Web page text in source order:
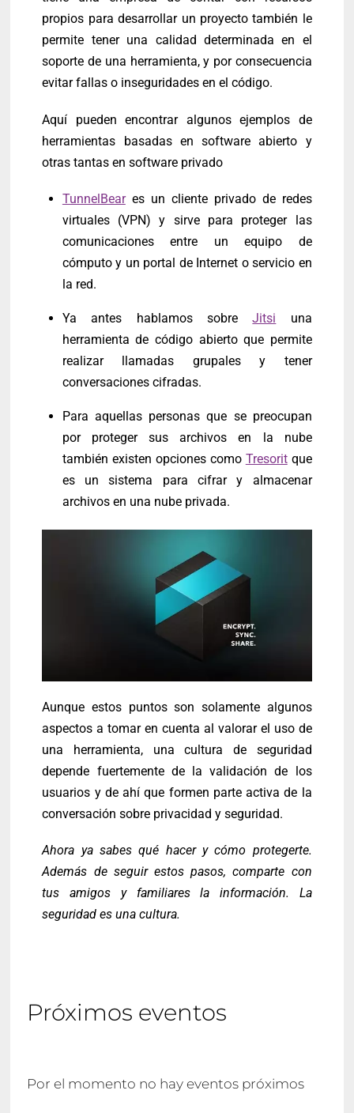
propios para desarrollar un proyecto también le
permite tener una calidad determinada en el
soporte de una herramienta, y por consecuencia
evitar fallas o inseguridades en el código.
Aquí pueden encontrar algunos ejemplos de
herramientas basadas en software abierto y
otras tantas en software privado
TunnelBeares un cliente privado de redes
virtuales (VPN) y sirve para proteger las
comunicaciones entre un equipo de
cómputo y un portal de Internet o servicio en
la red.
Ya antes hablamos sobreJitsi una
herramienta de código abierto que permite
realizar llamadas grupales y tener
conversaciones cifradas.
Para aquellas personas que se preocupan
por proteger sus archivos en la nube
también existen opciones como Tresoritque
es un sistema para cifrar y almacenar
archivos en una nube privada.
Aunque estos puntos son solamente algunos
aspectos a tomar en cuenta al valorar el uso de
una herramienta, una cultura de seguridad
depende fuertemente de la validación de los
usuarios y de ahí que formen parte activa de la
conversación sobre privacidad y seguridad.
Ahora ya sabes qué hacer y cómo protegerte.
Además de seguir estos pasos, comparte con
tus amigos y familiares la información. La
seguridad es una cultura.
Próximos eventos
Por el momento no hay eventos próximos